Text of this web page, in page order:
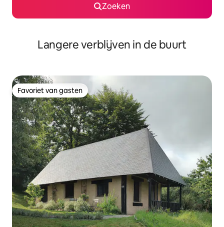
Zoeken
Langere verblijven in de buurt
Favoriet van gasten
Favoriet van gasten